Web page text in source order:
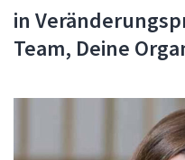
in
Team, Deine